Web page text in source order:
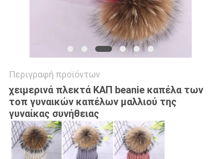
Περιγραφή προϊόντων
χειμερινά πλεκτά ΚΑΠ beanie καπέλα των
τοπ γυναικών καπέλων μαλλιού της
γυναίκας συνήθειας